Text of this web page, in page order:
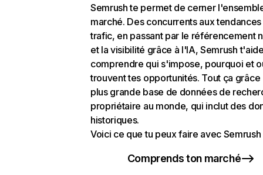
Semrush te permet de cerner
marché. Des concurrents aux
trafic, en passant par le référencement
et la visibilité grâce à l'IA, Semrush
comprendre qui s'impose, pourquoi et
trouvent tes opportunités. Tout ça grâce
plus grande base de données de
propriétaire au monde, qui inclut des
historiques.
Voici ce que tu peux faire avec Semrush
Comprends ton marché